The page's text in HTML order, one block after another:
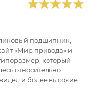
подшипник,
«Мир привода» и
который
относительно
и более высокие